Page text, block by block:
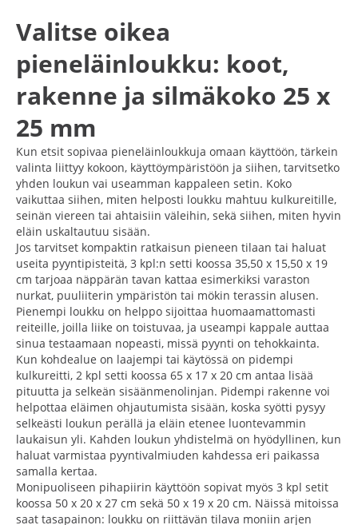
Valitse oikea
pieneläinloukku: koot,
rakenne ja silmäkoko 25 x
25 mm
Kun etsit sopivaa pieneläinloukkuja omaan käyttöön, tärkein
valinta liittyy kokoon, käyttöympäristöön ja siihen, tarvitsetko
yhden loukun vai useamman kappaleen setin. Koko
vaikuttaa siihen, miten helposti loukku mahtuu kulkureitille,
seinän viereen tai ahtaisiin väleihin, sekä siihen, miten hyvin
eläin uskaltautuu sisään.
Jos tarvitset kompaktin ratkaisun pieneen tilaan tai haluat
useita pyyntipisteitä, 3 kpl:n setti koossa 35,50 x 15,50 x 19
cm tarjoaa näppärän tavan kattaa esimerkiksi varaston
nurkat, puuliiterin ympäristön tai mökin terassin alusen.
Pienempi loukku on helppo sijoittaa huomaamattomasti
reiteille, joilla liike on toistuvaa, ja useampi kappale auttaa
sinua testaamaan nopeasti, missä pyynti on tehokkainta.
Kun kohdealue on laajempi tai käytössä on pidempi
kulkureitti, 2 kpl setti koossa 65 x 17 x 20 cm antaa lisää
pituutta ja selkeän sisäänmenolinjan. Pidempi rakenne voi
helpottaa eläimen ohjautumista sisään, koska syötti pysyy
selkeästi loukun perällä ja eläin etenee luontevammin
laukaisun yli. Kahden loukun yhdistelmä on hyödyllinen, kun
haluat varmistaa pyyntivalmiuden kahdessa eri paikassa
samalla kertaa.
Monipuoliseen pihapiirin käyttöön sopivat myös 3 kpl setit
koossa 50 x 20 x 27 cm sekä 50 x 19 x 20 cm. Näissä mitoissa
saat tasapainon: loukku on riittävän tilava moniin arjen